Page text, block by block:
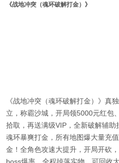
《战地冲突（魂环破解打金）》
《战地冲突（魂环破解打金）》真
立，称霸沙城，开局领5000元红包
拾取，再送满级VIP，全新破解辅
魂环暴爽打金，所有地图爆大量充
金！全角色攻速大提升，开局开砍